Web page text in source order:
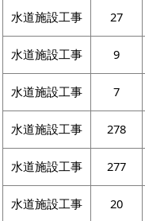
水道施設工事
27
水道施設工事
9
水道施設工事
7
水道施設工事
278
水道施設工事
277
水道施設工事
20